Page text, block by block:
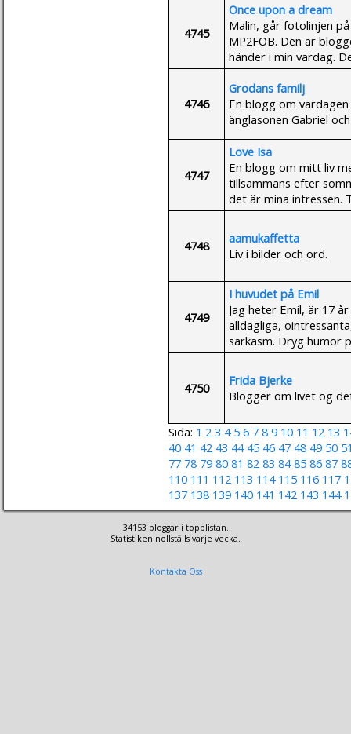
4745
Once upon a dream
Malin, går fotolinjen
MP2FOB. Den är
händer i min vardag.
4746
Grodans familj
En blogg om
änglasonen Gabriel
4747
Love Isa
En blogg om mitt liv
tillsammans efter
det är mina intressen.
4748
aamukaffetta
Liv i bilder och ord.
4749
I huvudet på Emil
Jag heter Emil, är 17
alldagliga,
sarkasm. Dryg humor
4750
Frida Bjerke
Blogger om livet og
Sida: 1 2 3 4 5 6 7 8 9 10 11 12 13
40 41 42 43 44 45 46 47 48 49 50
77 78 79 80 81 82 83 84 85 86 87
110 111 112 113 114 115 116 117
137 138 139 140 141 142 143 144
34153 bloggar i topplistan.
Statistiken nollställs varje vecka.
Kontakta Oss